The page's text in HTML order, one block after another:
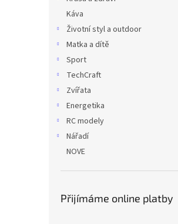
Káva
Životní styl a outdoor
Matka a dítě
Sport
TechCraft
Zvířata
Energetika
RC modely
Nářadí
NOVE
Přijímáme online platby